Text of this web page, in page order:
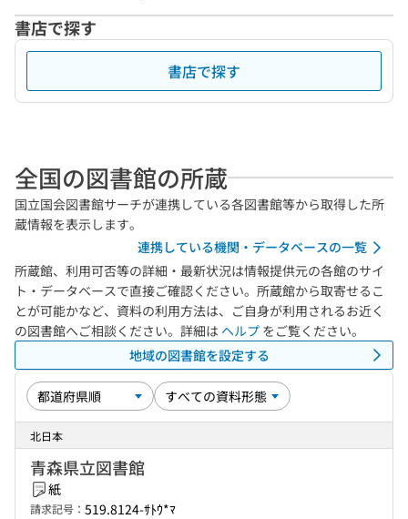
書店で探す
書店で探す
全国の図書館の所蔵
国立国会図書館サーチが連携している各図書館等から取得した所
蔵情報を表示します。
連携している機関・データベースの一覧
所蔵館、利用可否等の詳細・最新状況は情報提供元の各館のサイ
ト・データベースで直接ご確認ください。所蔵館から取寄せるこ
とが可能かなど、資料の利用方法は、ご自身が利用されるお近く
の図書館へご相談ください。詳細は ヘルプ をご覧ください。
地域の図書館を設定する
北日本
青森県立図書館
紙
請求記号： 519.8124-ｻﾄｳ*ﾏ